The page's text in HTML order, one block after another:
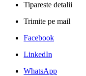
Tipareste detalii
Trimite pe mail
Facebook
LinkedIn
WhatsApp